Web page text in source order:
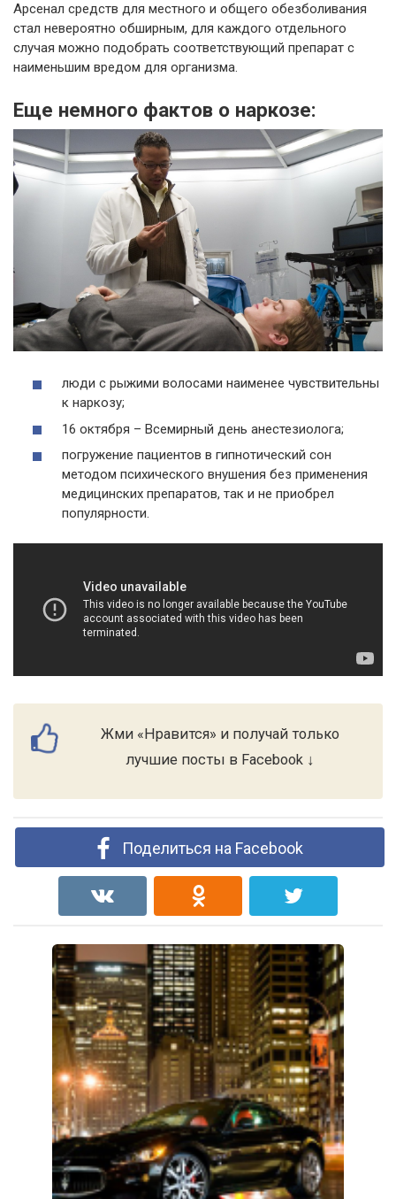
Арсенал средств для местного и общего обезболивания
стал невероятно обширным, для каждого отдельного
случая можно подобрать соответствующий препарат с
наименьшим вредом для организма.
Еще немного фактов о наркозе:
люди с рыжими волосами наименее чувствительны
к наркозу;
16 октября – Всемирный день анестезиолога;
погружение пациентов в гипнотический сон
методом психического внушения без применения
медицинских препаратов, так и не приобрел
популярности.
Жми «Нравится» и получай только
лучшие посты в Facebook ↓
Поделиться на Facebook